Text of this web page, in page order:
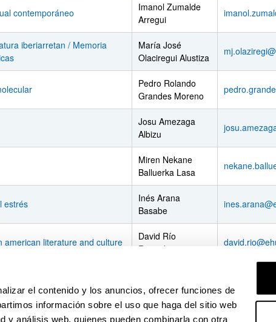
el contenido y los anuncios, ofrecer funciones de
información sobre el uso que haga del sitio web
y análisis web, quienes pueden combinarla con otra
contemporáneo
Imanol Zumalde
Arregui
iberiarretan / Memoria
María José
Olaciregui Alustiza
Pedro Rolando
Grandes Moreno
Josu Amezaga
Albizu
Miren Nekane
Balluerka Lasa
estrés
Inés Arana
Basabe
american literature and culture
David Río
Raigadas
literatura y medios
eta ikus-entzunezkoak /
media)
Manterola
Agirrezabalaga